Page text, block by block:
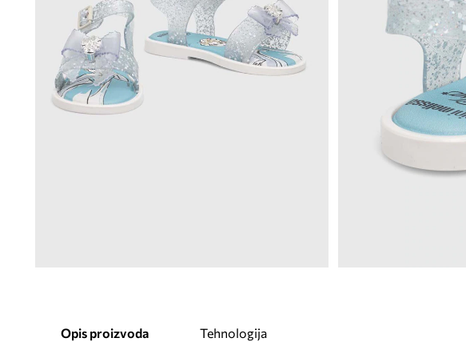
Opis proizvoda Tehnologija